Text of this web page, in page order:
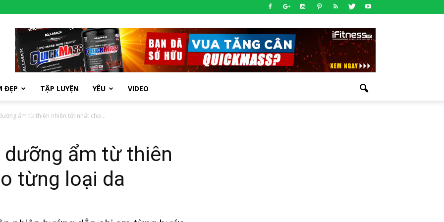
ĐẸP TẬP LUYỆN YÊU VIDEO
ẩm từ thiên nhiên tốt nhất cho...
ẩm từ thiên
từng loại da